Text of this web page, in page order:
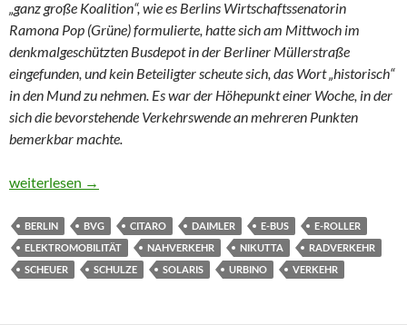
„ganz große Koalition“, wie es Berlins Wirtschaftssenatorin
Ramona Pop (Grüne) formulierte, hatte sich am Mittwoch im
denkmalgeschützten Busdepot in der Berliner Müllerstraße
eingefunden, und kein Beteiligter scheute sich, das Wort „historisch“
in den Mund zu nehmen. Es war der Höhepunkt einer Woche, in der
sich die bevorstehende Verkehrswende an mehreren Punkten
bemerkbar machte.
Ein Selfie mit dem Abbiege-Assistenten
weiterlesen →
BERLIN BVG CITARO DAIMLER E-BUS
E-ROLLER
ELEKTROMOBILITÄT
NAHVERKEHR NIKUTTA
RADVERKEHR
SCHEUER
SCHULZE SOLARIS URBINO VERKEHR